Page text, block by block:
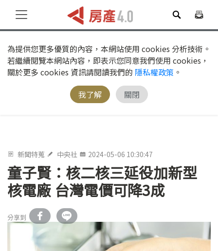
為提供您更多優質的內容，本網站使用 cookies 分析技術。
若繼續閱覽本網站內容，即表示您同意我們使用 cookies，
關於更多 cookies 資訊請閱讀我們的 隱私權政策 。
我了解
關閉
新聞特蒐 中央社 2024-05-06 10:30:47
童子賢：核二核三延役加新型
核電廠 台灣電價可降3成
分享到